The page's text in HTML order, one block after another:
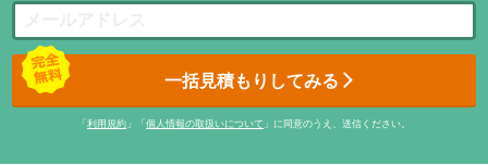
一括見積もりしてみる
「 利用規約 」「 個人情報の取扱いについて 」に同意のうえ、送信ください。